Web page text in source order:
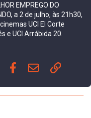
EMPREGO DO
a 2 de julho, às 21h30,
UCI El Corte
e UCI Arrábida 20.